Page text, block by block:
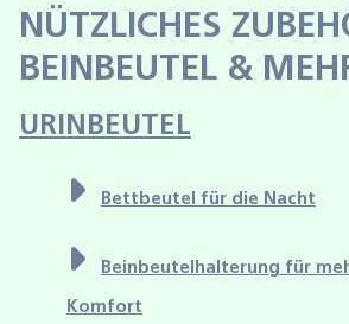
NÜTZLICHES
BEINBEUTEL &
URINBEUTEL
Bettbeutel für die Nacht
Beinbeutelhalterung für
Komfort